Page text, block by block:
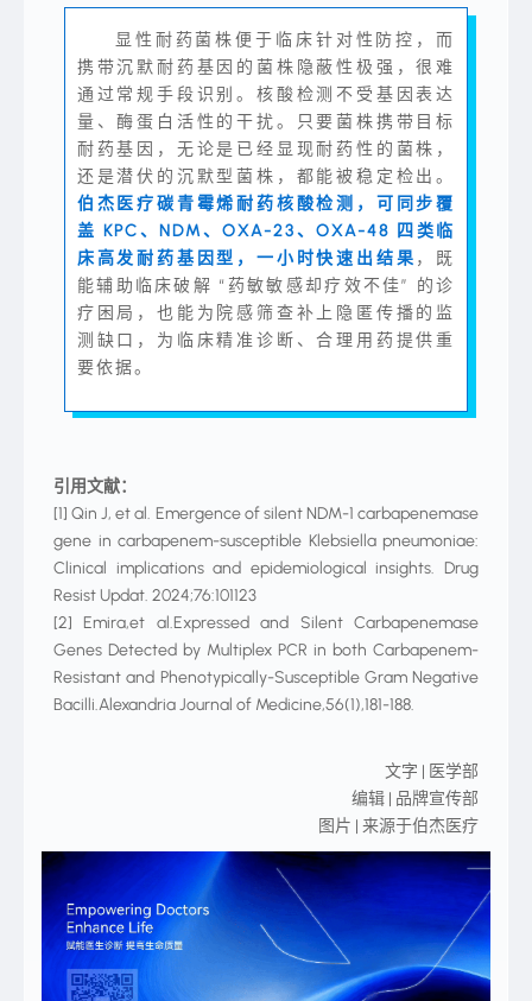
显性耐药菌株便于临床针对性防控，而
携带沉默耐药基因的菌株隐蔽性极强，很难
通过常规手段识别。核酸检测不受基因表达
量、酶蛋白活性的干扰。只要菌株携带目标
耐药基因，无论是已经显现耐药性的菌株，
还是潜伏的沉默型菌株，都能被稳定检出。
伯杰医疗碳青霉烯耐药核酸检测，可同步覆
盖 KPC、NDM、OXA-23、OXA-48 四类临
床高发耐药基因型，一小时快速出结果 ，既
能辅助临床破解 “药敏敏感却疗效不佳” 的诊
疗困局，也能为院感筛查补上隐匿传播的监
测缺口，为临床精准诊断、合理用药提供重
要依据。
引用文献：
[1] Qin J, et al. Emergence of silent NDM-1 carbapenemase
gene in carbapenem-susceptible Klebsiella pneumoniae:
Clinical implications and epidemiological insights. Drug
Resist Updat. 2024;76:101123
[2] Emira,et al.Expressed and Silent Carbapenemase
Genes Detected by Multiplex PCR in both Carbapenem-
Resistant and Phenotypically-Susceptible Gram Negative
Bacilli.Alexandria Journal of Medicine,56(1),181-188.
文字 | 医学部
编辑 | 品牌宣传部
图片 | 来源于伯杰医疗